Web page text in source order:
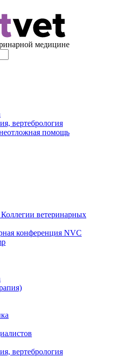
медицине
вертебрология
помощь
ветеринарных
конференция NVC
вертебрология